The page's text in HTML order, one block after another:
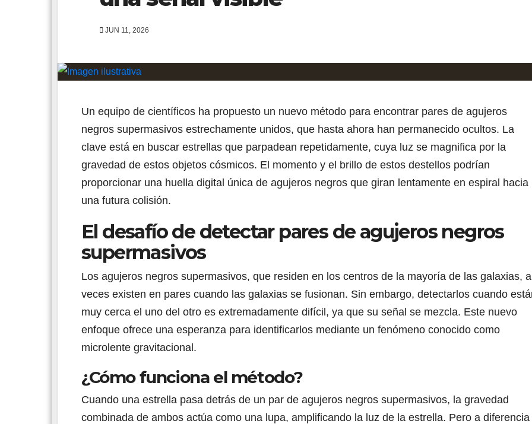
JUN 11, 2026
Un equipo de científicos ha propuesto un nuevo método para encontrar pares de agujeros
negros supermasivos estrechamente unidos, que hasta ahora han permanecido ocultos. La
clave está en buscar estrellas que parpadean repetidamente, cuya luz se magnifica por la
gravedad de estos objetos cósmicos. El momento y el brillo de estos destellos podrían
proporcionar una huella digital única de agujeros negros que giran lentamente en espiral hacia
una futura colisión.
El desafío de detectar pares de agujeros negros
supermasivos
Los agujeros negros supermasivos, que residen en los centros de la mayoría de las galaxias, a
veces existen en pares cuando las galaxias se fusionan. Sin embargo, detectarlos cuando
muy cerca el uno del otro es extremadamente difícil, ya que su señal se mezcla. Este nuevo
enfoque ofrece una esperanza para identificarlos mediante un fenómeno conocido como
microlente gravitacional.
¿Cómo funciona el método?
Cuando una estrella pasa detrás de un par de agujeros negros supermasivos, la gravedad
combinada de ambos actúa como una lupa, amplificando la luz de la estrella. Pero a diferencia